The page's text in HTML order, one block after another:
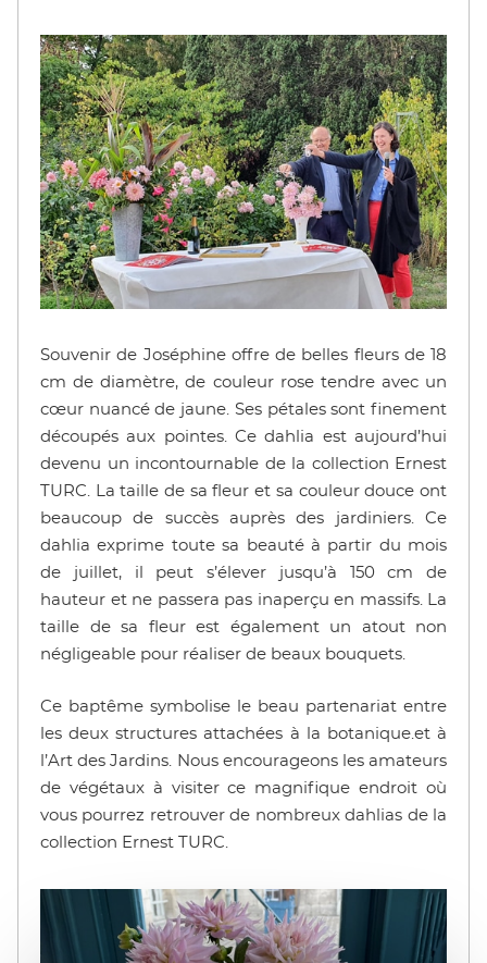
Souvenir de Joséphine offre de belles fleurs de 18
cm de diamètre, de couleur rose tendre avec un
cœur nuancé de jaune. Ses pétales sont finement
découpés aux pointes. Ce dahlia est aujourd’hui
devenu un incontournable de la collection Ernest
TURC. La taille de sa fleur et sa couleur douce ont
beaucoup de succès auprès des jardiniers. Ce
dahlia exprime toute sa beauté à partir du mois
de juillet, il peut s’élever jusqu’à 150 cm de
hauteur et ne passera pas inaperçu en massifs. La
taille de sa fleur est également un atout non
négligeable pour réaliser de beaux bouquets.
Ce baptême symbolise le beau partenariat entre
les deux structures attachées à la botanique.et à
l’Art des Jardins. Nous encourageons les amateurs
de végétaux à visiter ce magnifique endroit où
vous pourrez retrouver de nombreux dahlias de la
collection Ernest TURC.